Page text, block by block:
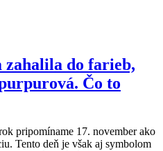
zahalila do farieb,
Čo to
pripomíname 17. november ako
Tento deň je však aj symbolom